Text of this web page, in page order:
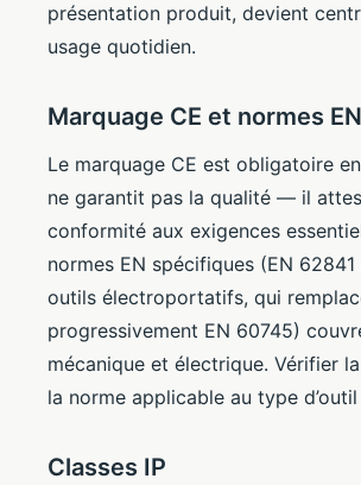
présentation produit, devient
usage quotidien.
Marquage CE et normes EN
Le marquage CE est obligatoire
ne garantit pas la qualité — il
conformité aux exigences
normes EN spécifiques (EN
outils électroportatifs, qui
progressivement EN 60745)
mécanique et électrique. Vérifier
la norme applicable au type
Classes IP